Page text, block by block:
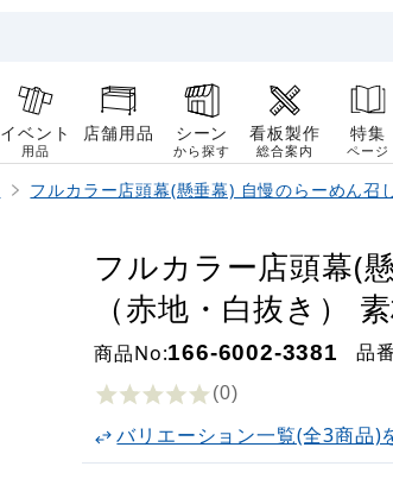
イベント
用品
店舗用品 シーン
から探す
看板製作
総合案内
特集
ページ
フルカラー店頭幕(懸垂幕) 自慢のらーめん召
フルカラー店頭幕(
（赤地・白抜き）
商品No:166-6002-3381 品
(0)
バリエーション一覧(全3商品)